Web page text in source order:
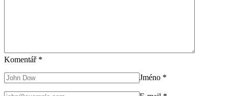
Komentář *
Jméno *